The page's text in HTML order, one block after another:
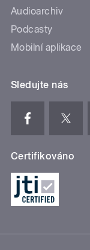
Audioarchiv
Podcasty
Mobilní aplikace
Sledujte nás
Certifikováno